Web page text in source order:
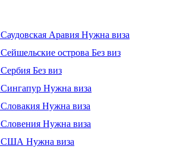
Саудовская Аравия Нужна виза
Сейшельские острова Без виз
Сербия Без виз
Сингапур Нужна виза
Словакия Нужна виза
Словения Нужна виза
США Нужна виза